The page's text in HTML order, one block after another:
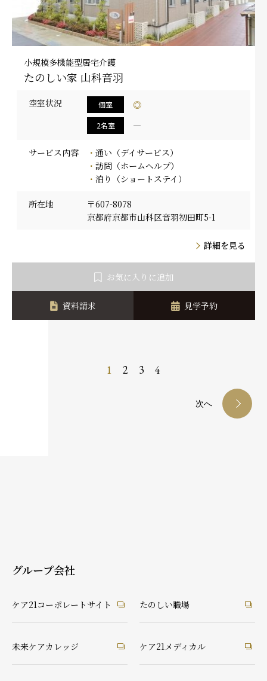
小規模多機能型居宅介護
たのしい家 山科音羽
空室状況 個室 ◎
2名室 ―
サービス内容
通い（デイサービス）
訪問（ホームヘルプ）
泊り（ショートステイ）
所在地
〒607-8078
京都府京都市山科区音羽初田町5-1
詳細を見る
お気に入りに追加
資料請求 見学予約
1 2 3 4
次へ
グループ会社
ケア21コーポレートサイト たのしい職場
未来ケアカレッジ ケア21メディカル